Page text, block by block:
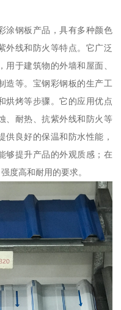
涂钢板产品，具有多种颜色
外线和防火等特点。它广泛
于建筑物的外墙和屋面、
造等。宝钢彩钢板的生产工
烘烤等步骤。它的应用优点
、耐热、抗紫外线和防火等
供良好的保温和防水性能，
够提升产品的外观质感；在
度高和耐用的要求。